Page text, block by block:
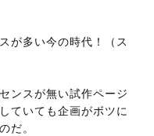
が多い今の時代！（ス
ンスが無い試作ページ
ていても企画がボツに
だ。